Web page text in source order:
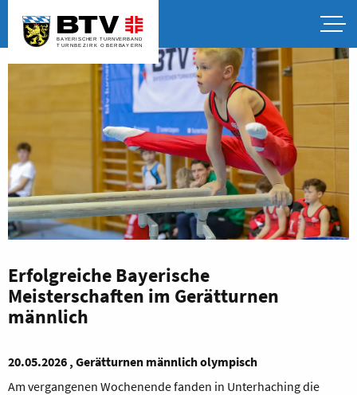
Erfolgreiche Bayerische
Meisterschaften im Gerätturnen
männlich
20.05.2026 , Gerätturnen männlich olympisch
Am vergangenen Wochenende fanden in Unterhaching die